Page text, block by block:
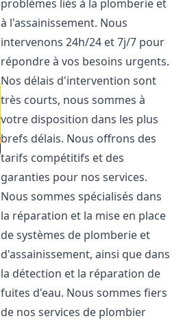
problèmes liés à la plomberie et
à l'assainissement. Nous
intervenons 24h/24 et 7j/7 pour
répondre à vos besoins urgents.
Nos délais d'intervention sont
très courts, nous sommes à
votre disposition dans les plus
brefs délais. Nous offrons des
tarifs compétitifs et des
garanties pour nos services.
Nous sommes spécialisés dans
la réparation et la mise en place
de systèmes de plomberie et
d'assainissement, ainsi que dans
la détection et la réparation de
fuites d'eau. Nous sommes fiers
de nos services de plombier